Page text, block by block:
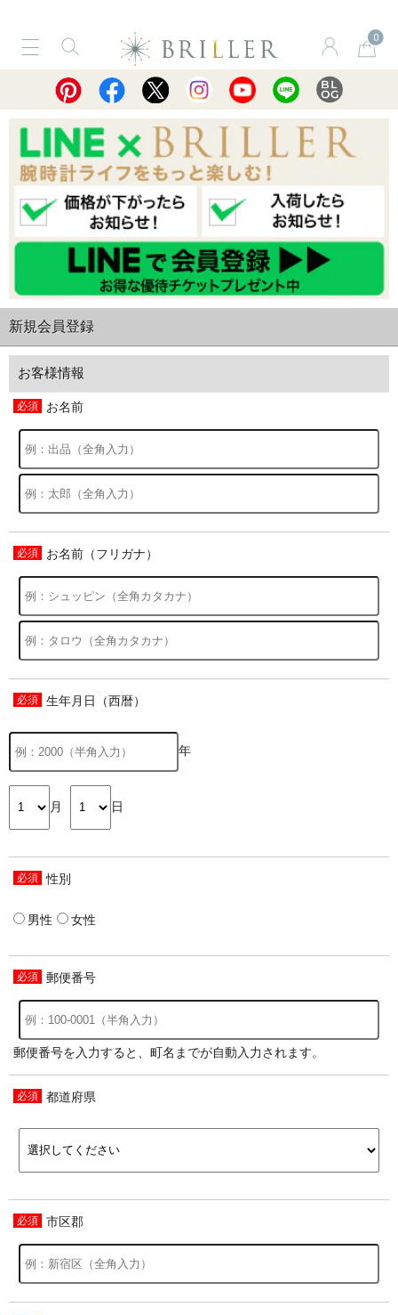
0
サービス ショッピングガイド 買取
過去の特集をすべて見る>>
新規会員登録
お客様情報
お名前
お名前（フリガナ）
生年月日（西暦）
年
月 日
性別
男性 女性
郵便番号
郵便番号を入力すると、町名までが自動入力されます。
都道府県
市区郡